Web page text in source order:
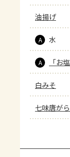
油揚げ
A 水
A 「お
白みそ
七味唐が